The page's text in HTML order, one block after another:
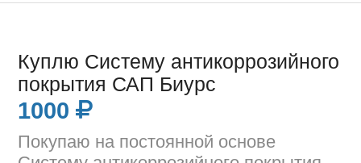
Куплю Систему антикоррозийного
покрытия САП Биурс
1000
Покупаю на постоянной основе